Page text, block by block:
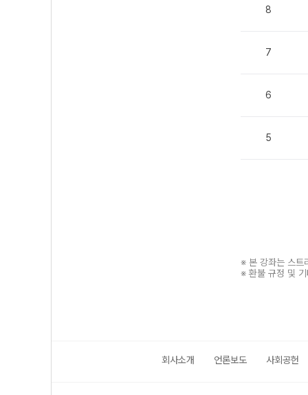
8
7
6
5
※ 본 강좌는 스트
※ 환불 규정 및
회사소개 언론보도 사회공헌